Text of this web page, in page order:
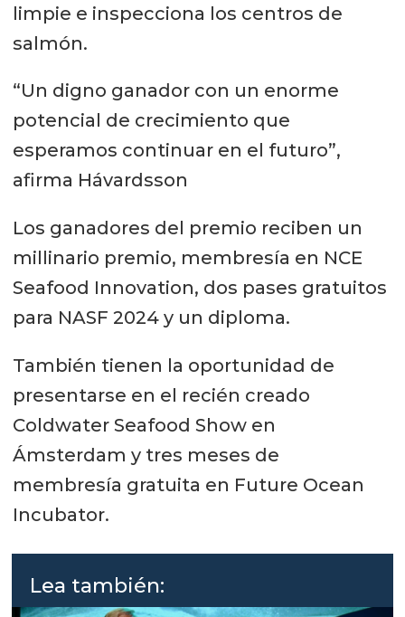
limpie e inspecciona los centros de
salmón.
“Un digno ganador con un enorme
potencial de crecimiento que
esperamos continuar en el futuro”,
afirma Hávardsson
Los ganadores del premio reciben un
millinario premio, membresía en NCE
Seafood Innovation, dos pases gratuitos
para NASF 2024 y un diploma.
También tienen la oportunidad de
presentarse en el recién creado
Coldwater Seafood Show en
Ámsterdam y tres meses de
membresía gratuita en Future Ocean
Incubator.
Lea también: